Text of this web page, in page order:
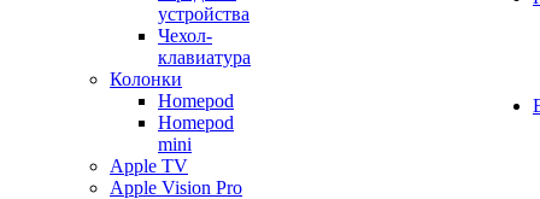
устройства
Чехол-
клавиатура
Колонки
Homepod
Homepod
mini
Apple TV
Apple Vision Pro